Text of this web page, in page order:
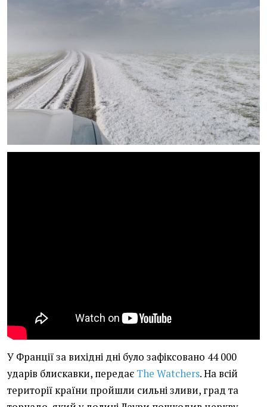
У Франції за вихідні дні було зафіксовано 44 000
ударів блискавки, передає The Watchers. На всій
території країни пройшли сильні зливи, град та